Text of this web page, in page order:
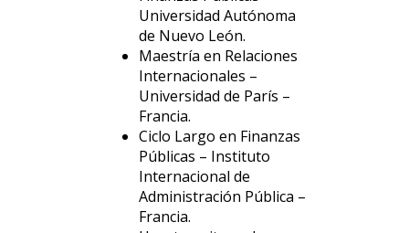
Universidad Autónoma
de Nuevo León.
Maestría en Relaciones
Internacionales –
Universidad de París –
Francia.
Ciclo Largo en Finanzas
Públicas – Instituto
Internacional de
Administración Pública –
Francia.